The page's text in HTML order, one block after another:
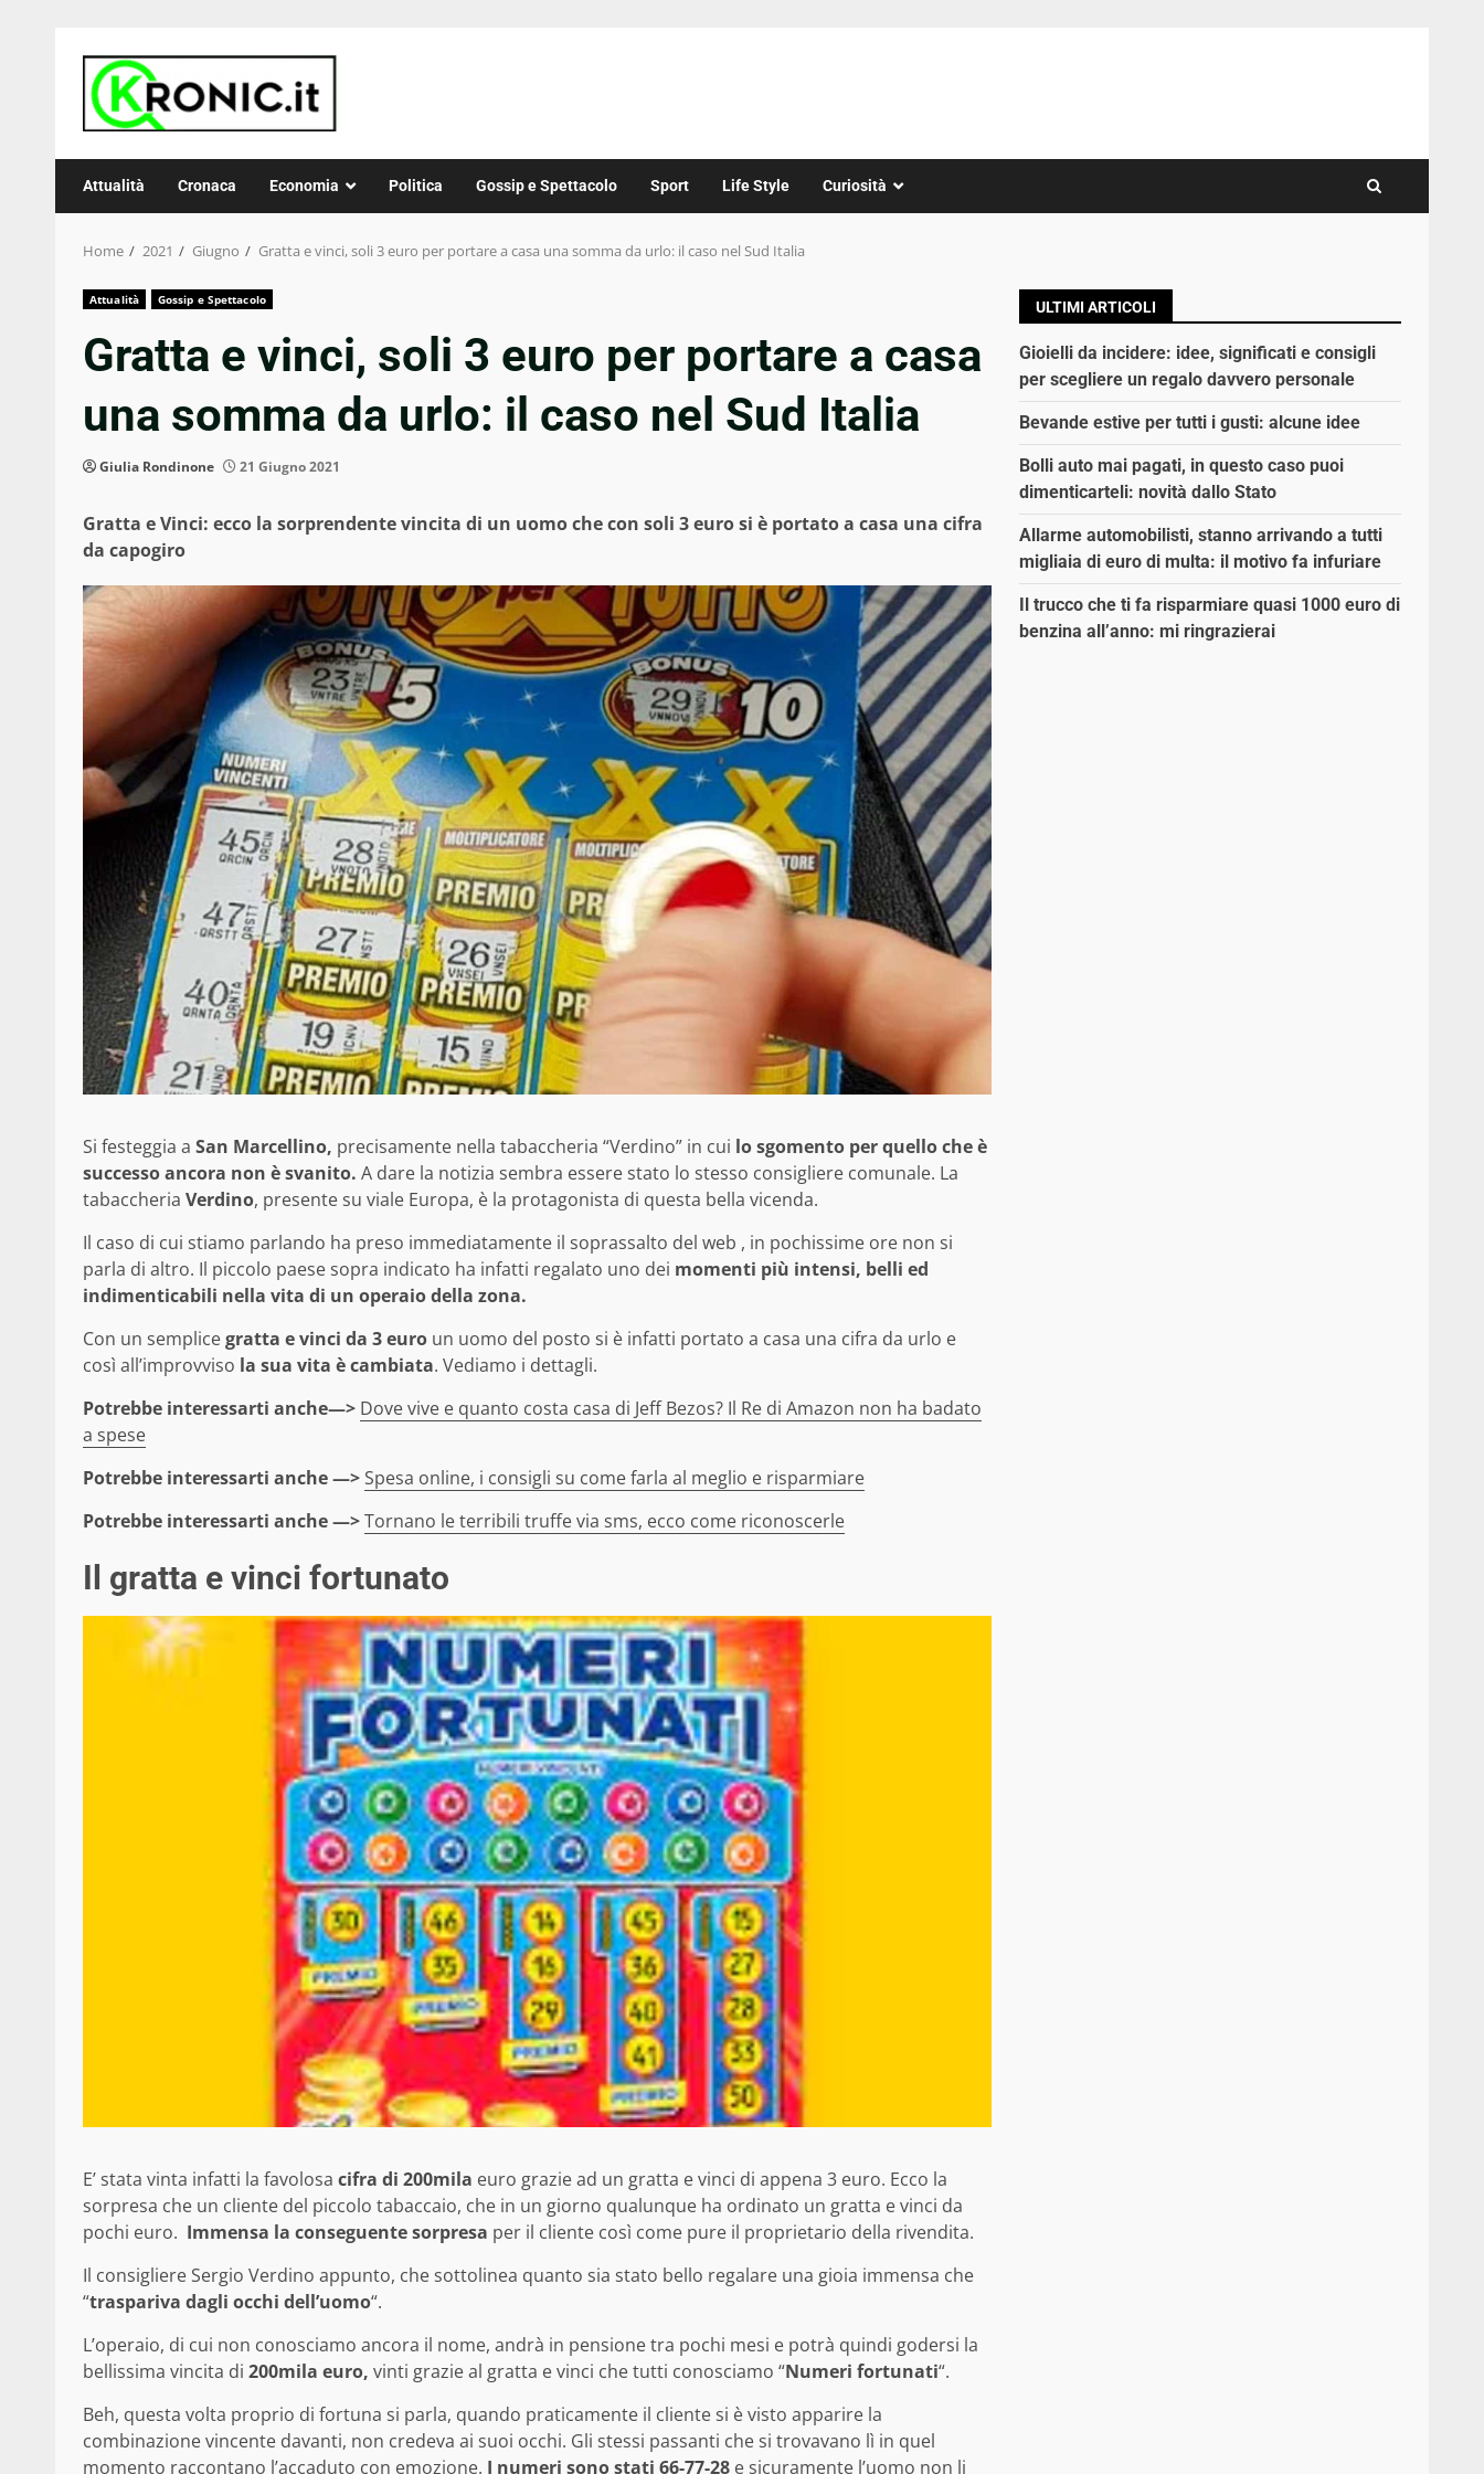
content
Attualità Cronaca Economia Politica Gossip e Spettacolo Sport Life Style Curiosità
Home 2021 Giugno Gratta e vinci, soli 3 euro per portare a casa una somma da urlo: il caso nel Sud Italia
Attualità Gossip e Spettacolo
Gratta e vinci, soli 3 euro per portare a casa
una somma da urlo: il caso nel Sud Italia
Giulia Rondinone 21 Giugno 2021
Gratta e Vinci: ecco la sorprendente vincita di un uomo che con soli 3 euro si è portato a casa una cifra
da capogiro
Si festeggia a San Marcellino, precisamente nella tabaccheria “Verdino” in cui lo sgomento per quello che è
successo ancora non è svanito. A dare la notizia sembra essere stato lo stesso consigliere comunale. La
tabaccheria Verdino, presente su viale Europa, è la protagonista di questa bella vicenda.
Il caso di cui stiamo parlando ha preso immediatamente il soprassalto del web , in pochissime ore non si
parla di altro. Il piccolo paese sopra indicato ha infatti regalato uno dei momenti più intensi, belli ed
indimenticabili nella vita di un operaio della zona.
Con un semplicegratta e vinci da 3 euro un uomo del posto si è infatti portato a casa una cifra da urlo e
così all’improvviso la sua vita è cambiata. Vediamo i dettagli.
Potrebbe interessarti anche—> Dove vive e quanto costa casa di Jeff Bezos? Il Re di Amazon non ha badato
a spese
Potrebbe interessarti anche —>Spesa online, i consigli su come farla al meglio e risparmiare
Potrebbe interessarti anche —>Tornano le terribili truffe via sms, ecco come riconoscerle
Il gratta e vinci fortunato
E’ stata vinta infatti la favolosa cifra di 200mila euro grazie ad un gratta e vinci di appena 3 euro. Ecco la
sorpresa che un cliente del piccolo tabaccaio, che in un giorno qualunque ha ordinato un gratta e vinci da
pochi euro. Immensa la conseguente sorpresa per il cliente così come pure il proprietario della rivendita.
Il consigliere Sergio Verdino appunto, che sottolinea quanto sia stato bello regalare una gioia immensa che
“traspariva dagli occhi dell’uomo“.
L’operaio, di cui non conosciamo ancora il nome, andrà in pensione tra pochi mesi e potrà quindi godersi la
bellissima vincita di 200mila euro, vinti grazie al gratta e vinci che tutti conosciamo “Numeri fortunati“.
Beh, questa volta proprio di fortuna si parla, quando praticamente il cliente si è visto apparire la
combinazione vincente davanti, non credeva ai suoi occhi. Gli stessi passanti che si trovavano lì in quel
momento raccontano l’accaduto con emozione. I numeri sono stati 66-77-28 e sicuramente l’uomo non li
ULTIMI ARTICOLI
Gioielli da incidere: idee, significati e consigli
per scegliere un regalo davvero personale
Bevande estive per tutti i gusti: alcune idee
Bolli auto mai pagati, in questo caso puoi
dimenticarteli: novità dallo Stato
Allarme automobilisti, stanno arrivando a tutti
migliaia di euro di multa: il motivo fa infuriare
Il trucco che ti fa risparmiare quasi 1000 euro di
benzina all’anno: mi ringrazierai